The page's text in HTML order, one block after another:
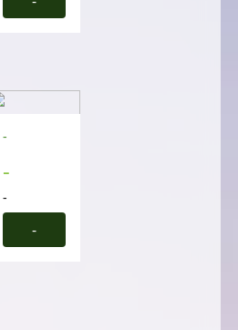
-
-
-
-